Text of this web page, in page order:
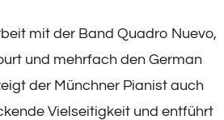
mit der Band Quadro Nuevo,
und mehrfach den German
der Münchner Pianist auch
Vielseitigkeit und entführt